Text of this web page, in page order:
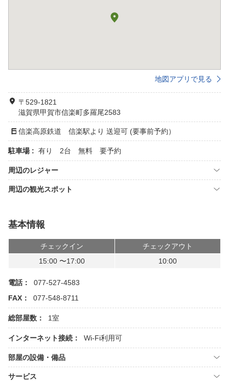
地図アプリで見る
〒529-1821
滋賀県甲賀市信楽町多羅尾2583
信楽高原鉄道 信楽駅より 送迎可 (要事前予約）
駐車場 : 有り 2台 無料 要予約
周辺のレジャー
周辺の観光スポット
基本情報
チェックイン
チェックアウト
15:00 〜17:00
10:00
電話：
077-527-4583
FAX：
077-548-8711
総部屋数： 1室
インターネット接続： Wi-Fi利用可
部屋の設備・備品
サービス